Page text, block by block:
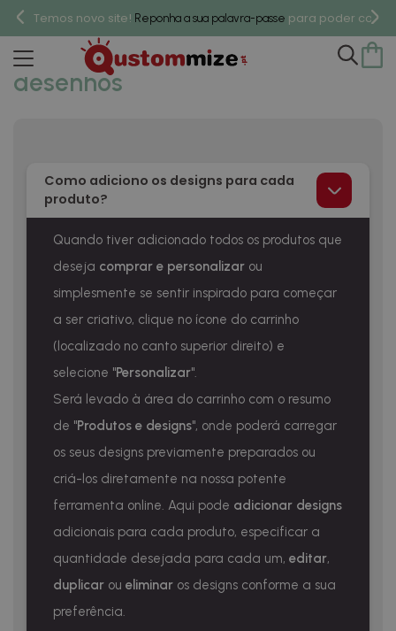
Temos novo site! Reponha a sua palavra-passe para poder
Como preparar os teus
desenhos
Como adiciono os designs para cada
produto?
Quando tiver adicionado todos os produtos que
deseja comprar e personalizar ou
simplesmente se sentir inspirado para começar
a ser criativo, clique no ícone do carrinho
(localizado no canto superior direito) e
selecione "Personalizar".
Será levado à área do carrinho com o resumo
de "Produtos e designs", onde poderá carregar
os seus designs previamente preparados ou
criá-los diretamente na nossa potente
ferramenta online. Aqui pode adicionar designs
adicionais para cada produto, especificar a
quantidade desejada para cada um, editar,
duplicar ou eliminar os designs conforme a sua
preferência.